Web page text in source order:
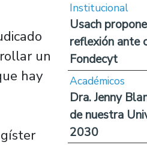
un
hay
Institucional
Usach
reflexión ante
Fondecyt
Académicos
Dra. Jenny
de nuestra
2030